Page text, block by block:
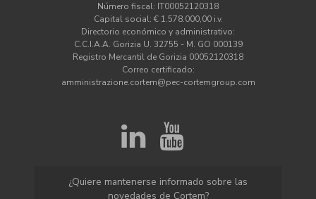
Número fiscal: IT00052120318
Capital social: € 1.578.000,00 i.v.
Directorio económico y administrativo:
C.C.I.A.A. Gorizia U. 32755 - M. GO 000139
Registro Mercantil de Gorizia 00052120318
Correo certificado:
amministrazione.cortem@pec-cortemgroup.com
¿Quiere mantenerse informado sobre las
novedades de Cortem?